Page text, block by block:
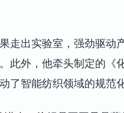
走出实验室，强劲驱动
此外，他牵头制定的《
了智能纺织领域的规范